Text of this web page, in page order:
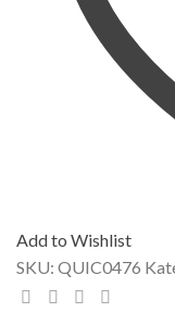
Add to Wishlist
SKU: QUIC0476